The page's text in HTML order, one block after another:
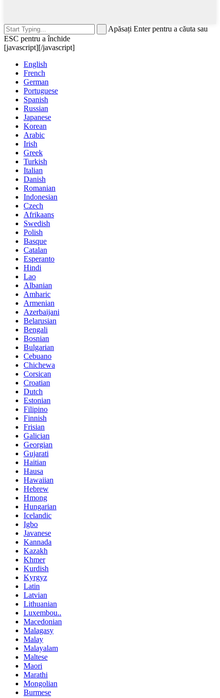
Apăsați Enter pentru a căuta sau
ESC pentru a închide
[javascript][/javascript]
English
French
German
Portuguese
Spanish
Russian
Japanese
Korean
Arabic
Irish
Greek
Turkish
Italian
Danish
Romanian
Indonesian
Czech
Afrikaans
Swedish
Polish
Basque
Catalan
Esperanto
Hindi
Lao
Albanian
Amharic
Armenian
Azerbaijani
Belarusian
Bengali
Bosnian
Bulgarian
Cebuano
Chichewa
Corsican
Croatian
Dutch
Estonian
Filipino
Finnish
Frisian
Galician
Georgian
Gujarati
Haitian
Hausa
Hawaiian
Hebrew
Hmong
Hungarian
Icelandic
Igbo
Javanese
Kannada
Kazakh
Khmer
Kurdish
Kyrgyz
Latin
Latvian
Lithuanian
Luxembou..
Macedonian
Malagasy
Malay
Malayalam
Maltese
Maori
Marathi
Mongolian
Burmese